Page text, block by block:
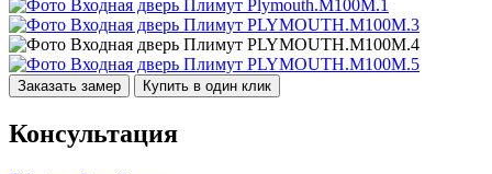
Заказать замер Купить в один клик
Консультация